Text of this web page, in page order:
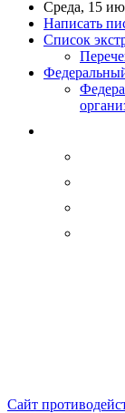
Среда, 15
Написать
Список
Сайт